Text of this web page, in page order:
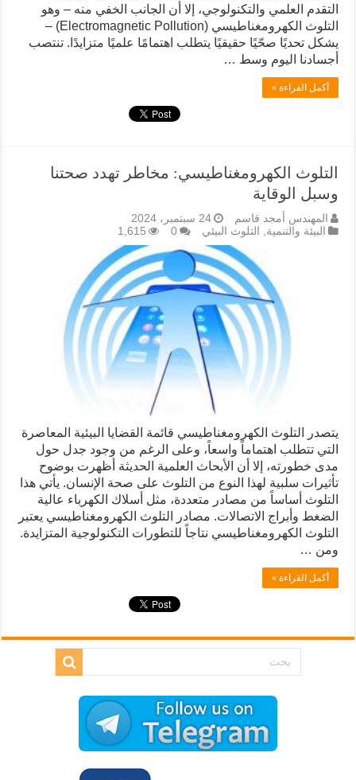
التقدم العلمي والتكنولوجي، إلا أن الجانب الخفي منه – وهو
التلوث الكهرومغناطيسي (Electromagnetic Pollution) –
يشكل تحديًا صحّيًا حقيقيًا يتطلب اهتمامًا علميًا متزايدًا. تنتصب
أجسادنا اليوم وسط …
أكمل القراءة »
التلوث الكهرومغناطيسي: مخاطر تهدد صحتنا
وسبل الوقاية
المهندس أمجد قاسم
24 سبتمبر، 2024
البيئة والتنمية
التلوث البيئي 0
1,615
يتصدر التلوث الكهرومغناطيسي قائمة القضايا البيئية المعاصرة
التي تتطلب اهتماماً واسعاً، وعلى الرغم من وجود جدل حول
مدى خطورته، إلا أن الأبحاث العلمية الحديثة أظهرت بوضوح
تأثيرات سلبية لهذا النوع من التلوث على صحة الإنسان. يأتي هذا
التلوث أساساً من مصادر متعددة، مثل أسلاك الكهرباء عالية
الضغط وأبراج الاتصالات. مصادر التلوث الكهرومغناطيسي يعتبر
التلوث الكهرومغناطيسي نتاجاً للتطورات التكنولوجية المتزايدة.
ومن …
أكمل القراءة »